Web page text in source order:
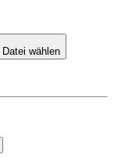
Datei wählen